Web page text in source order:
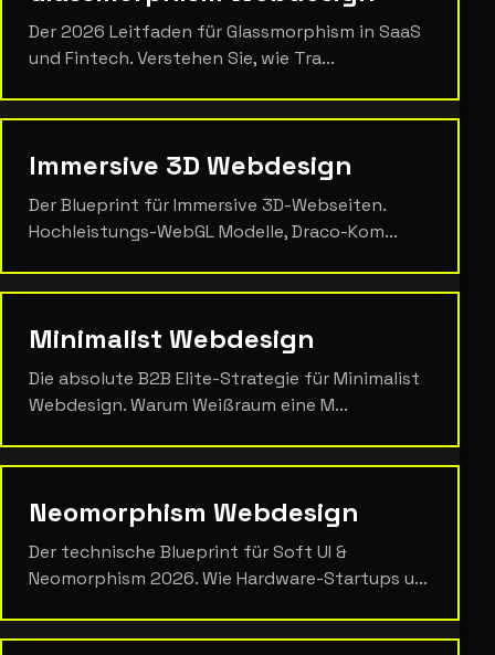
Der 2026 Leitfaden für Glassmorphism in SaaS
und Fintech. Verstehen Sie, wie Tra...
Immersive 3D Webdesign
Der Blueprint für Immersive 3D-Webseiten.
Hochleistungs-WebGL Modelle, Draco-Kom...
Minimalist Webdesign
Die absolute B2B Elite-Strategie für Minimalist
Webdesign. Warum Weißraum eine M...
Neomorphism Webdesign
Der technische Blueprint für Soft UI &
Neomorphism 2026. Wie Hardware-Startups u...